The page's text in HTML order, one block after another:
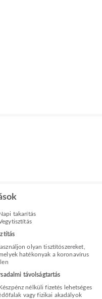
Napi takarítás
olyan tisztítószereket,
hatékonyak a koronavírus
távolságtartás
Készpénz nélküli fizetés lehetséges
vagy fizikai akadályok